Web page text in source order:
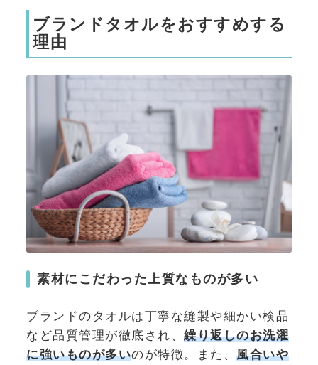
ブランドタオルをおすすめする
理由
素材にこだわった上質なものが多い
ブランドのタオルは丁寧な縫製や細かい検品
など品質管理が徹底され、 繰り返しのお洗濯
に強いものが多いのが特徴。また、 風合いや